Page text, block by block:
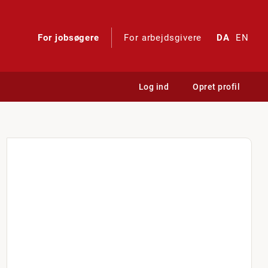
For jobsøgere For arbejdsgivere DA EN
Log ind Opret profil